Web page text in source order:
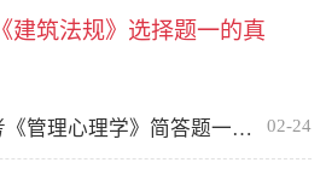
建筑法规》选择题一的真
全国2021年10月自考《管理心理学》简答题一的真题及答案 02-24